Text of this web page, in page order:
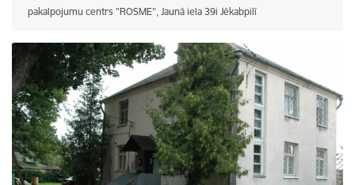
pakalpojumu centrs "ROSME", Jaunā iela 39i Jēkabpilī